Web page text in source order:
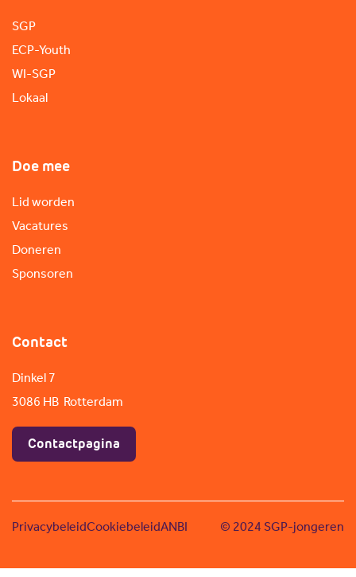
SGP
ECP-Youth
WI-SGP
Lokaal
Doe mee
Lid worden
Vacatures
Doneren
Sponsoren
Contact
Dinkel 7
3086 HB Rotterdam
Contactpagina
PrivacybeleidCookiebeleidANBI © 2024 SGP-jongeren